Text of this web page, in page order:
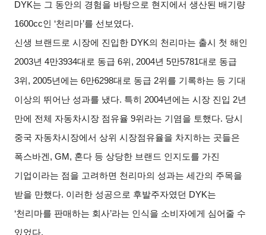
DYK는 그 동안의 경험을 바탕으로 현지에서 생산된 배기량
1600cc인 ‘천리마’를 선보였다.
신생 브랜드로 시장에 진입한 DYK의 천리마는 출시 첫 해인
2003년 4만3934대로 동급 6위, 2004년 5만5781대로 동급
3위, 2005년에는 6만6298대로 동급 2위를 기록하는 등 기대
이상의 뛰어난 성과를 냈다. 특히 2004년에는 시장 진입 2년
만에 전체 자동차시장 점유율 9위라는 기염을 토했다. 당시
중국 자동차시장에서 상위 시장점유율을 차지하는 곳들은
폭스바겐, GM, 혼다 등 상당한 브랜드 인지도를 가진
기업이라는 점을 고려하면 천리마의 성과는 세간의 주목을
받을 만했다. 이러한 성공으로 후발주자였던 DYK는
‘천리마를 판매하는 회사’라는 인식을 소비자에게 심어줄 수
있었다.